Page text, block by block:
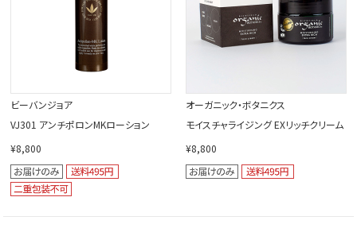
ビーバンジョア
VJ301 アンチポロンMKローション
¥8,800
オーガニック・ボタニクス
モイスチャライジング EXリッチクリーム
¥8,800